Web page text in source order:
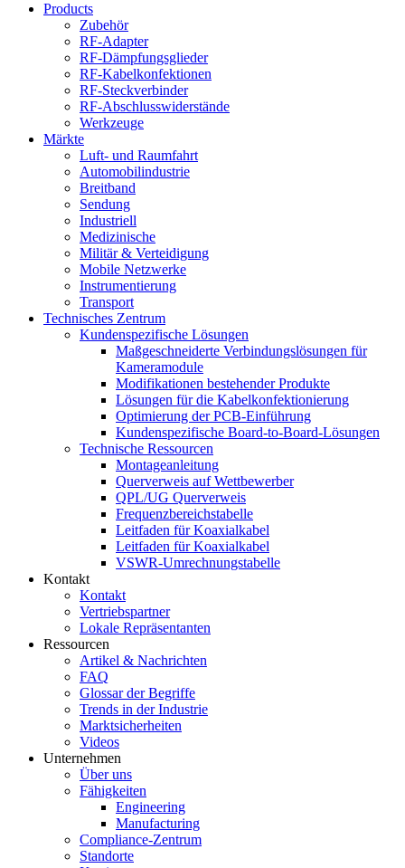
Products
Zubehör
RF-Adapter
RF-Dämpfungsglieder
RF-Kabelkonfektionen
RF-Steckverbinder
RF-Abschlusswiderstände
Werkzeuge
Märkte
Luft- und Raumfahrt
Automobilindustrie
Breitband
Sendung
Industriell
Medizinische
Militär & Verteidigung
Mobile Netzwerke
Instrumentierung
Transport
Technisches Zentrum
Kundenspezifische Lösungen
Maßgeschneiderte Verbindungslösungen für
Kameramodule
Modifikationen bestehender Produkte
Lösungen für die Kabelkonfektionierung
Optimierung der PCB-Einführung
Kundenspezifische Board-to-Board-Lösungen
Technische Ressourcen
Montageanleitung
Querverweis auf Wettbewerber
QPL/UG Querverweis
Frequenzbereichstabelle
Leitfaden für Koaxialkabel
Leitfaden für Koaxialkabel
VSWR-Umrechnungstabelle
Kontakt
Kontakt
Vertriebspartner
Lokale Repräsentanten
Ressourcen
Artikel & Nachrichten
FAQ
Glossar der Begriffe
Trends in der Industrie
Marktsicherheiten
Videos
Unternehmen
Über uns
Fähigkeiten
Engineering
Manufacturing
Compliance-Zentrum
Standorte